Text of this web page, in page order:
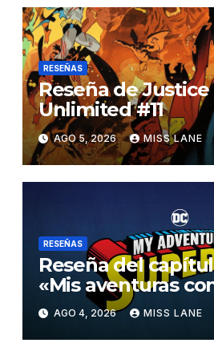
RESEÑAS
Reseña de
Unlimited #11
AGO 5, 2026 MISS LANE
RESEÑAS
Reseña del
«Mis aventuras
Superman»
AGO 4, 2026 MISS LANE